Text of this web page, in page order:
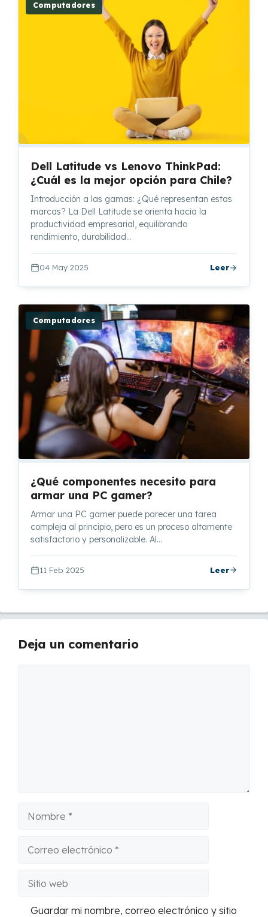
Computadores
Dell Latitude vs Lenovo ThinkPad:
¿Cuál es la mejor opción para Chile?
Introducción a las gamas: ¿Qué representan estas
marcas? La Dell Latitude se orienta hacia la
productividad empresarial, equilibrando
rendimiento, durabilidad…
04 May 2025 Leer
Computadores
¿Qué componentes necesito para
armar una PC gamer?
Armar una PC gamer puede parecer una tarea
compleja al principio, pero es un proceso altamente
satisfactorio y personalizable. Al…
11 Feb 2025 Leer
Deja un comentario
electrónico
web
Guardar mi nombre, correo electrónico y sitio